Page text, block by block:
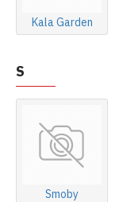
Kala Garden
S
Smoby